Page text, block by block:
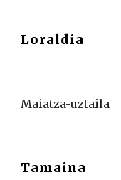
Loraldia
Maiatza-uztaila
Tamaina